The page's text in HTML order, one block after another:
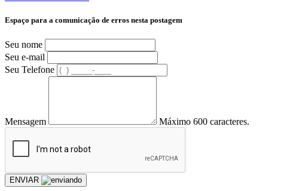
Espaço para a comunicação de erros nesta postagem
Seu nome
Seu e-mail
Seu Telefone
Mensagem Máximo 600 caracteres.
ENVIAR